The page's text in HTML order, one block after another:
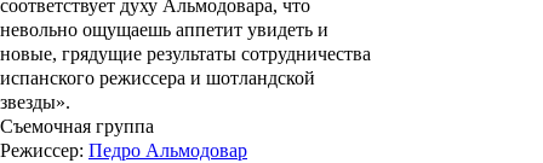
соответствует духу Альмодовара, что
невольно ощущаешь аппетит увидеть и
новые, грядущие результаты сотрудничества
испанского режиссера и шотландской
звезды».
Съемочная группа
Режиссер: Педро Альмодовар